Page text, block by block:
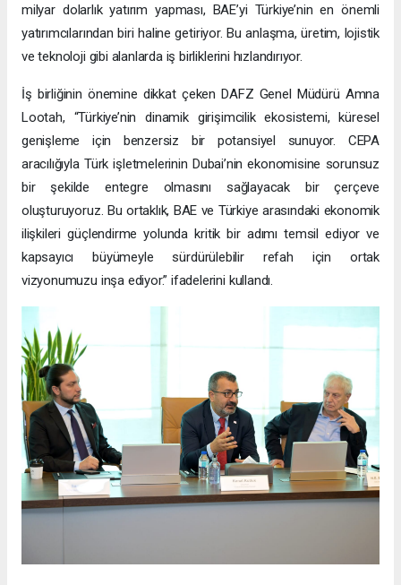
milyar dolarlık yatırım yapması, BAE’yi Türkiye’nin en önemli
yatırımcılarından biri haline getiriyor. Bu anlaşma, üretim, lojistik
ve teknoloji gibi alanlarda iş birliklerini hızlandırıyor.
İş birliğinin önemine dikkat çeken DAFZ Genel Müdürü Amna
Lootah, “Türkiye’nin dinamik girişimcilik ekosistemi, küresel
genişleme için benzersiz bir potansiyel sunuyor. CEPA
aracılığıyla Türk işletmelerinin Dubai’nin ekonomisine sorunsuz
bir şekilde entegre olmasını sağlayacak bir çerçeve
oluşturuyoruz. Bu ortaklık, BAE ve Türkiye arasındaki ekonomik
ilişkileri güçlendirme yolunda kritik bir adımı temsil ediyor ve
kapsayıcı büyümeyle sürdürülebilir refah için ortak
vizyonumuzu inşa ediyor.” ifadelerini kullandı.